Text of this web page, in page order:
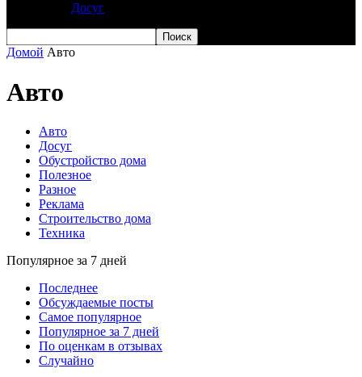
Досуг
Домой Авто
Авто
Авто
Досуг
Обустройство дома
Полезное
Разное
Реклама
Строительство дома
Техника
Популярное за 7 дней
Последнее
Обсуждаемые посты
Самое популярное
Популярное за 7 дней
По оценкам в отзывах
Случайно